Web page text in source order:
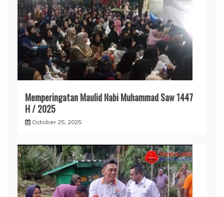
Memperingatan Maulid Nabi Muhammad Saw 1447
H / 2025
October 25, 2025